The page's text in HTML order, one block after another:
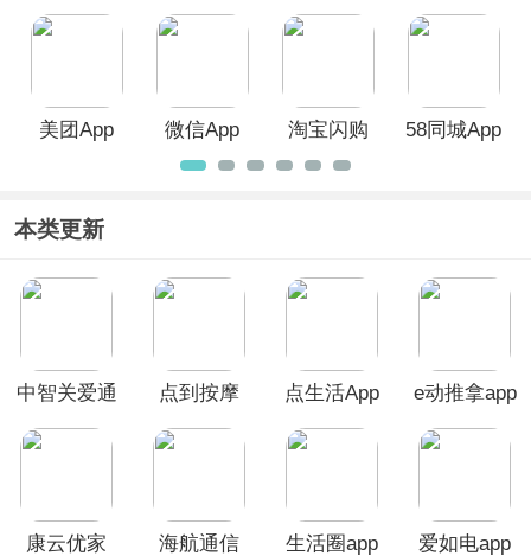
美团App 微信App
淘宝闪购
App
58同城App
本类更新
中智关爱通
点到按摩
点生活App e动推拿app
康云优家
海航通信
生活圈app 爱如电app